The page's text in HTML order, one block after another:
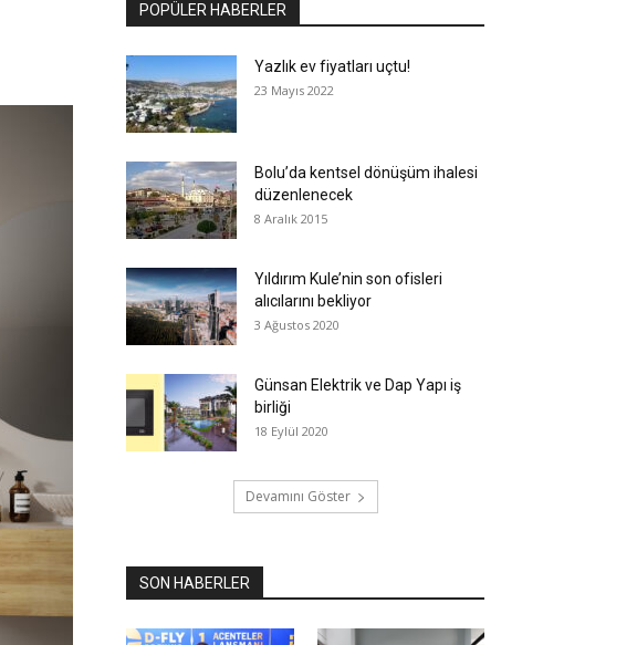
POPÜLER HABERLER
Yazlık ev fiyatları uçtu!
23 Mayıs 2022
Bolu’da kentsel dönüşüm ihalesi
düzenlenecek
8 Aralık 2015
Yıldırım Kule’nin son ofisleri
alıcılarını bekliyor
3 Ağustos 2020
Günsan Elektrik ve Dap Yapı iş
birliği
18 Eylül 2020
Devamını Göster
SON HABERLER